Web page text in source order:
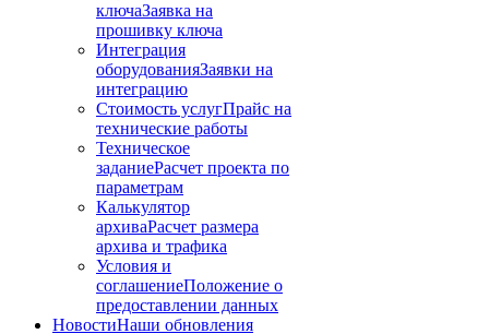
ключаЗаявка на
прошивку ключа
Интеграция
оборудованияЗаявки на
интеграцию
Стоимость услугПрайс на
технические работы
Техническое
заданиеРасчет проекта по
параметрам
Калькулятор
архиваРасчет размера
архива и трафика
Условия и
соглашениеПоложение о
предоставлении данных
НовостиНаши обновления